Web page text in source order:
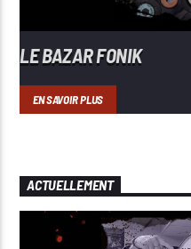
LE BAZAR FONIK
EN SAVOIR PLUS
ACTUELLEMENT